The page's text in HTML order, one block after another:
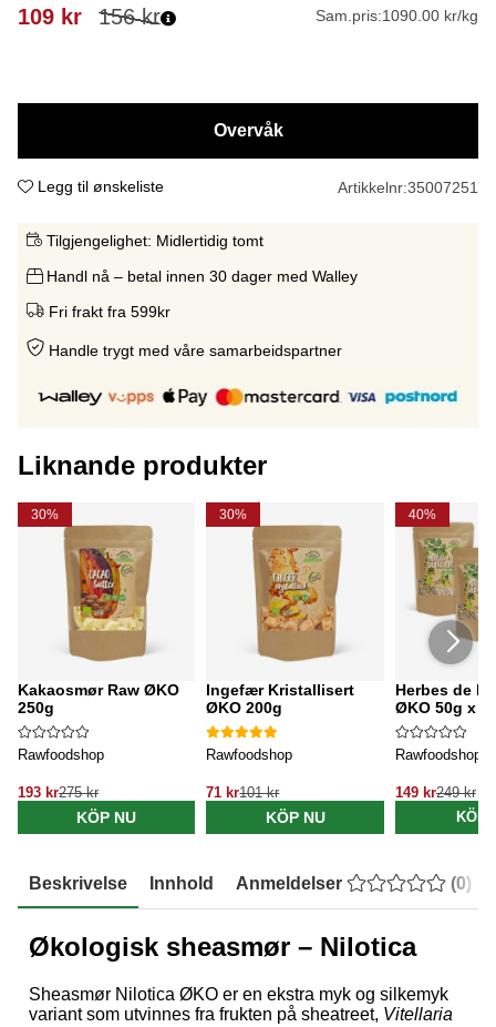
156kr
109 kr Sam.pris:1090.00 kr/kg
Overvåk
Legg til ønskeliste Artikkelnr:35007251
Tilgjengelighet: Midlertidig tomt
Handl nå – betal innen 30 dager med Walley
Fri frakt fra 599kr
Handle trygt med våre samarbeidspartner
Liknande produkter
30%
Kakaosmør Raw ØKO
250g
Rawfoodshop
193 kr275 kr
KÖP NU
30%
Ingefær Kristallisert
ØKO 200g
Rawfoodshop
71 kr101 kr
KÖP NU
40%
Herbes de
ØKO 50g x 3
Rawfoodshop
149 kr249 kr
KÖP
Beskrivelse Innhold Anmeldelser (0)
Økologisk sheasmør – Nilotica
Sheasmør Nilotica ØKO er en ekstra myk og silkemyk
variant som utvinnes fra frukten på sheatreet, Vitellaria